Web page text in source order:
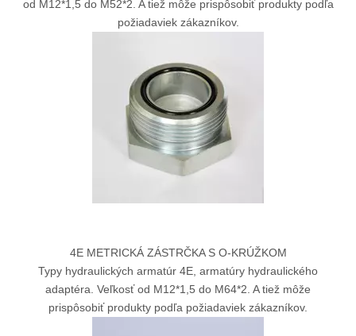
od M12*1,5 do M52*2. A tiež môže prispôsobiť produkty podľa
požiadaviek zákazníkov.
4E METRICKÁ ZÁSTRČKA S O-KRÚŽKOM
Typy hydraulických armatúr 4E, armatúry hydraulického
adaptéra. Veľkosť od M12*1,5 do M64*2. A tiež môže
prispôsobiť produkty podľa požiadaviek zákazníkov.